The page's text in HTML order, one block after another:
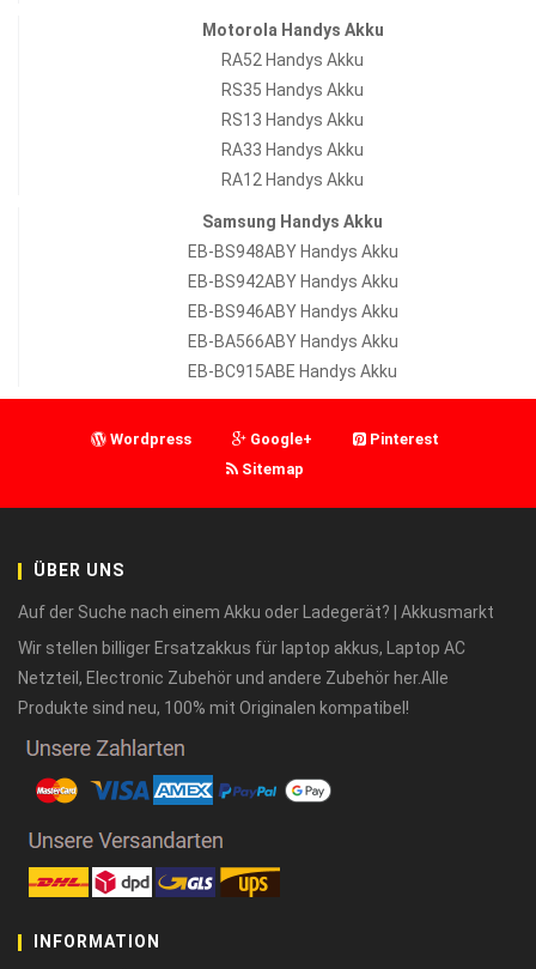
Motorola Handys Akku
RA52 Handys Akku
RS35 Handys Akku
RS13 Handys Akku
RA33 Handys Akku
RA12 Handys Akku
Samsung Handys Akku
EB-BS948ABY Handys Akku
EB-BS942ABY Handys Akku
EB-BS946ABY Handys Akku
EB-BA566ABY Handys Akku
EB-BC915ABE Handys Akku
Wordpress Google+
Pinterest
Sitemap
ÜBER UNS
Auf der Suche nach einem Akku oder Ladegerät? | Akkusmarkt
Wir stellen billiger Ersatzakkus für laptop akkus, Laptop AC
Netzteil, Electronic Zubehör und andere Zubehör her.Alle
Produkte sind neu, 100% mit Originalen kompatibel!
INFORMATION